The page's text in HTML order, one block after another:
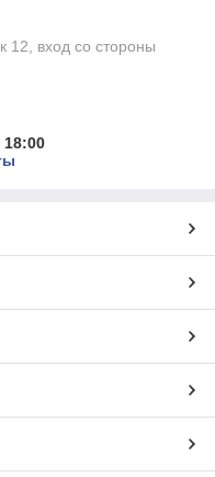
12, вход со стороны
18:00